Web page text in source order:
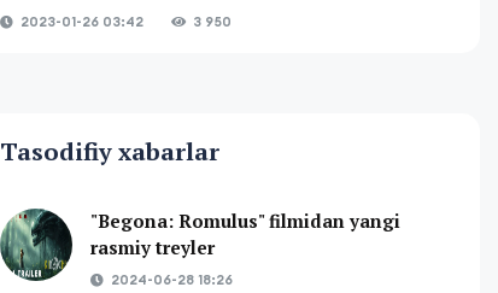
2023-01-26 03:42 3 950
Tasodifiy xabarlar
"Begona: Romulus" filmidan yangi
rasmiy treyler
2024-06-28 18:26